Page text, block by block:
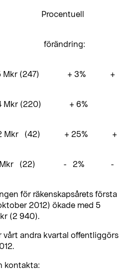
Mkr (247) + 3% +
(220) + 6%
(42) + 25% +
(22) - 2% -
för räkenskapsårets första
2012) ökade med 5
(2 940).
vårt andra kvartal offentliggörs
kontakta: